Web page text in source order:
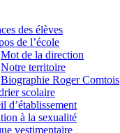
des élèves
de l’école
Mot de la direction
Notre territoire
Biographie Roger Comtois
scolaire
d’établissement
à la sexualité
vestimentaire